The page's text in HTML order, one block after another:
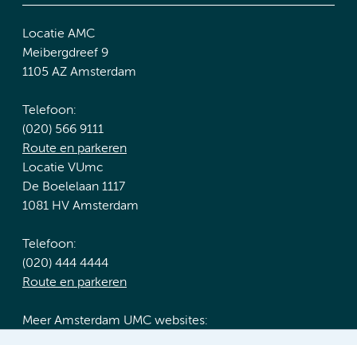
Locatie AMC
Meibergdreef 9
1105 AZ Amsterdam
Telefoon:
(020) 566 9111
Route en parkeren
Locatie VUmc
De Boelelaan 1117
1081 HV Amsterdam
Telefoon:
(020) 444 4444
Route en parkeren
Meer Amsterdam UMC websites: